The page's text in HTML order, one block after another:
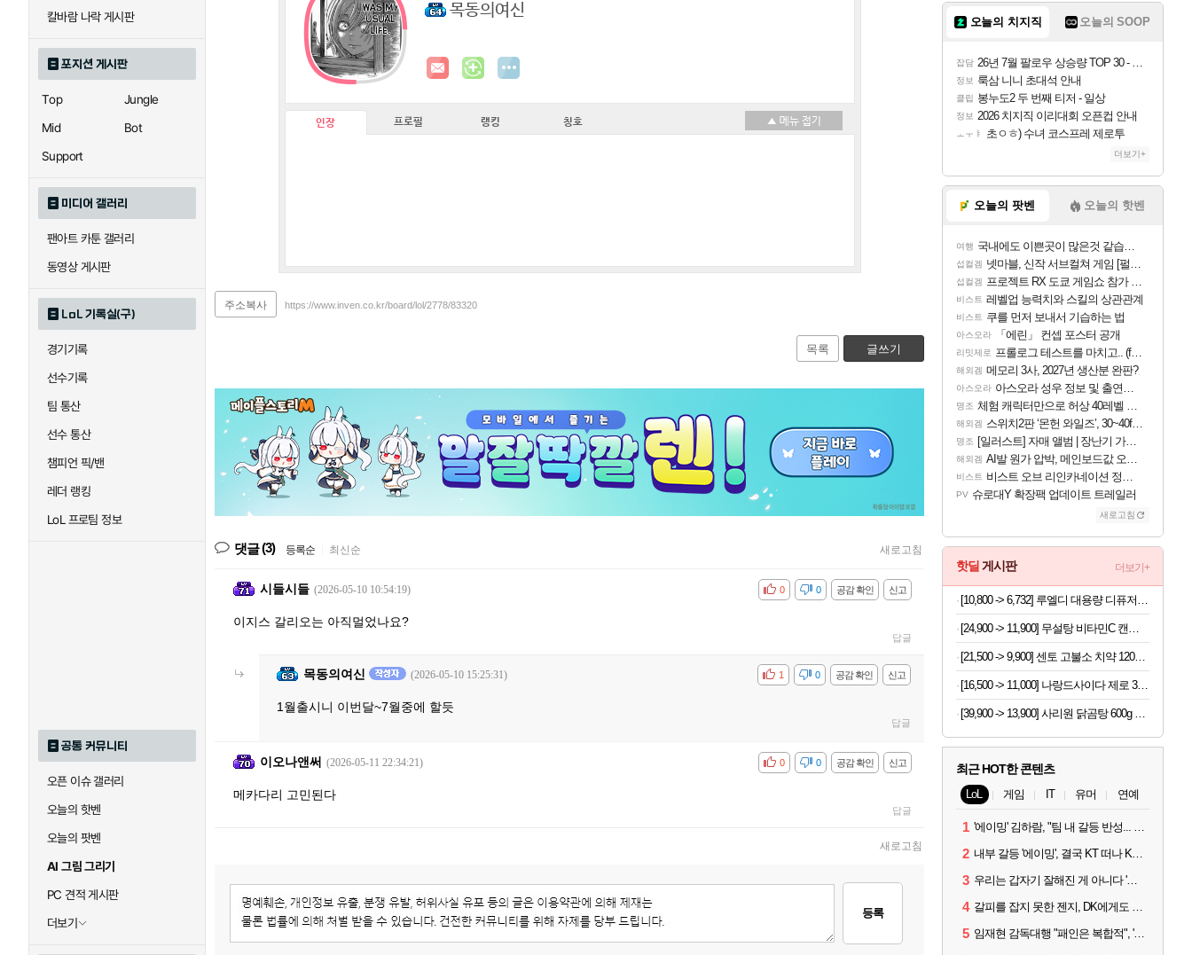
칼바람 나락 게시판
포지션 게시판
Top
Jungle
Mid
Bot
Support
미디어 갤러리
팬아트 카툰 갤러리
동영상 게시판
LoL 기록실(구)
경기기록
선수기록
팀 통산
선수 통산
챔피언 픽/밴
레더 랭킹
LoL 프로팀 정보
공통 커뮤니티
오픈 이슈 갤러리
오늘의 핫벤
오늘의 팟벤
AI 그림 그리기
PC 견적 게시판
더보기
목동의여신
인장 프로필 랭킹 칭호
주소복사 https://www.inven.co.kr/board/lol/2778/83320
목록 글쓰기
댓글(3) 등록순 최신순 새로고침
시들시들 (2026-05-10 10:54:19) 신고
공감 확인
비공감 0
0
이지스 갈리오는 아직멀었나요?
답글
목동의여신 (2026-05-10 15:25:31) 신고
공감 확인
비공감 0
1
1월출시니 이번달~7월중에 할듯
답글
이오나앤써 (2026-05-11 22:34:21) 신고
공감 확인
비공감 0
0
메카다리 고민된다
답글
새로고침
등록
오늘의 치지직 오늘의 SOOP
잡담 26년 7월 팔로우 상승량 TOP 30 - 월간 치지직
정보 룩삼 니니 초대석 안내
클립 봉누도2 두 번째 티저 - 일상
정보 2026 치지직 이리대회 오픈컵 안내
ㅗㅜㅑ 초ㅇㅎ) 수녀 코스프레 제로투
더보기+
오늘의 팟벤 오늘의 핫벤
여행 국내에도 이쁜곳이 많은것 같습니다
섭컬겜 넷마블, 신작 서브컬쳐 게임 [펄 인 블루] 티저 사이트 오픈
섭컬겜 프로젝트 RX 도쿄 게임쇼 참가 결정
비스트 레벨업 능력치와 스킬의 상관관계
비스트 쿠를 먼저 보내서 기습하는 법
아스오라 「에린」 컨셉 포스터 공개
리밋제로 프롤로그 테스트를 마치고.. (feat. 리아)
해외겜 메모리 3사, 2027년 생산분 완판?
아스오라 아스오라 성우 정보 및 출연작 모음
명조 체험 캐릭터만으로 허상 40레벨 하이와티아 5분 컷!｜에이메스·린네·모니에 명함
해외겜 스위치2판 ‘몬헌 와일즈’, 30~40fps 목표 추정
명조 [일러스트] 자매 앨범 | 장난기 가득한 오후의 공원 (리메이크판)
해외겜 AI발 원가 압박, 메인보드값 오르나
비스트 비스트 오브 리인카네이션 정보/공략글 모음
PV 슈로대Y 확장팩 업데이트 트레일러
새로고침
핫딜 게시판 더보기+
[21,500 -> 9,900] 센토 고불소 치약 120g x 4개
[16,500 -> 11,000] 나랑드사이다 제로 345ml x 24개
[39,900 -> 13,900] 사리원 닭곰탕 600g x 4팩
최근 HOT한 콘텐츠
LoL 게임 IT 유머 연예
1 '에이밍' 김하람, "팀 내 갈등 반성... 끝까지 뛰고 싶었다"
2 내부 갈등 '에이밍', 결국 KT 떠나 KRX로...'지우'와 트레이드
3 우리는 갑자기 잘해진 게 아니다 '씨맥' 김대호 감독의 자신감
4 갈피를 잡지 못한 젠지, DK에게도 0:2 패배
5 임재현 감독대행 "패인은 복합적", '도란' "팀에 과부하 왔다"